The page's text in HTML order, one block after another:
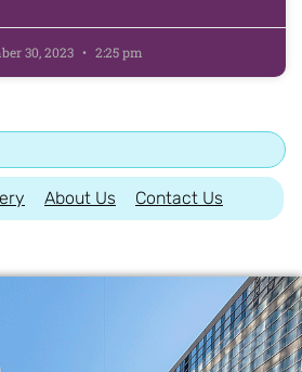
30, 2023 2:25 pm
About Us Contact Us